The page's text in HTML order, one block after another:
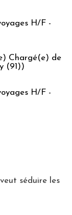
H/F -
Chargé(e) de
(91))
H/F -
séduire les